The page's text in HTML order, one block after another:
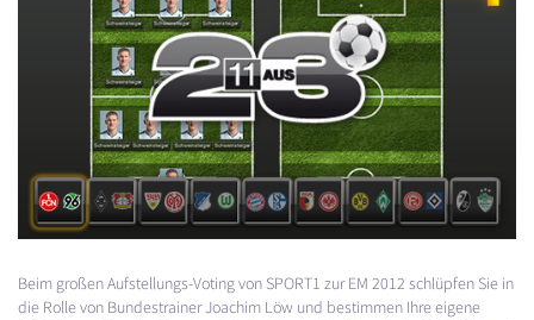
Beim großen Aufstellungs-Voting von SPORT1 zur EM 2012 schlüpfen Sie in
die Rolle von Bundestrainer Joachim Löw und bestimmen Ihre eigene